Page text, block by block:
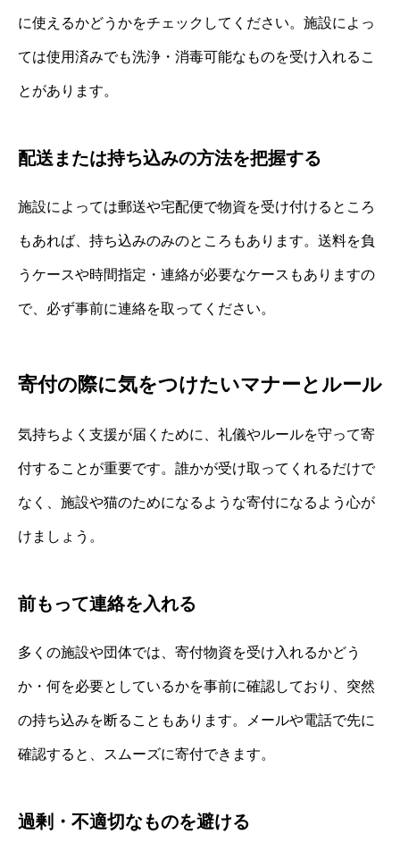
に使えるかどうかをチェックしてください。施設によっ
ては使用済みでも洗浄・消毒可能なものを受け入れるこ
とがあります。
配送または持ち込みの方法を把握する
施設によっては郵送や宅配便で物資を受け付けるところ
もあれば、持ち込みのみのところもあります。送料を負
うケースや時間指定・連絡が必要なケースもありますの
で、必ず事前に連絡を取ってください。
寄付の際に気をつけたいマナーとルール
気持ちよく支援が届くために、礼儀やルールを守って寄
付することが重要です。誰かが受け取ってくれるだけで
なく、施設や猫のためになるような寄付になるよう心が
けましょう。
前もって連絡を入れる
多くの施設や団体では、寄付物資を受け入れるかどう
か・何を必要としているかを事前に確認しており、突然
の持ち込みを断ることもあります。メールや電話で先に
確認すると、スムーズに寄付できます。
過剰・不適切なものを避ける